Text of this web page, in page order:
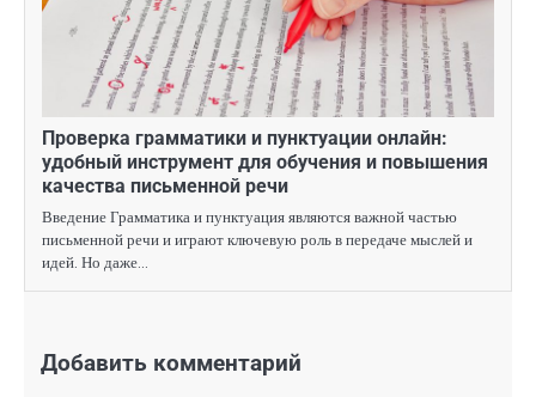
Проверка грамматики и пунктуации онлайн:
удобный инструмент для обучения и повышения
качества письменной речи
Введение Грамматика и пунктуация являются важной частью
письменной речи и играют ключевую роль в передаче мыслей и
идей. Но даже…
Добавить комментарий